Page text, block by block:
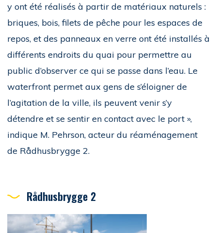
y ont été réalisés à partir de matériaux naturels :
briques, bois, filets de pêche pour les espaces de
repos, et des panneaux en verre ont été installés à
différents endroits du quai pour permettre au
public d’observer ce qui se passe dans l’eau. Le
waterfront permet aux gens de s’éloigner de
l’agitation de la ville, ils peuvent venir s’y
détendre et se sentir en contact avec le port »,
indique M. Pehrson, acteur du réaménagement
de Rådhusbrygge 2.
Rådhusbrygge 2